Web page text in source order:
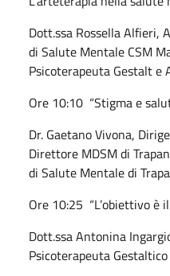
Dott.ssa Rossella Alfieri,
di Salute Mentale CSM
Psicoterapeuta Gestalt e
Ore 10:10 “Stigma e
Dr. Gaetano Vivona,
Direttore MDSM di
di Salute Mentale di
Ore 10:25 “L’obiettivo è
Dott.ssa Antonina
Psicoterapeuta